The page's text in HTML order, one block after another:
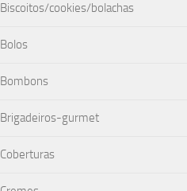
Biscoitos/cookies/bolachas
Bolos
Bombons
Brigadeiros-gurmet
Coberturas